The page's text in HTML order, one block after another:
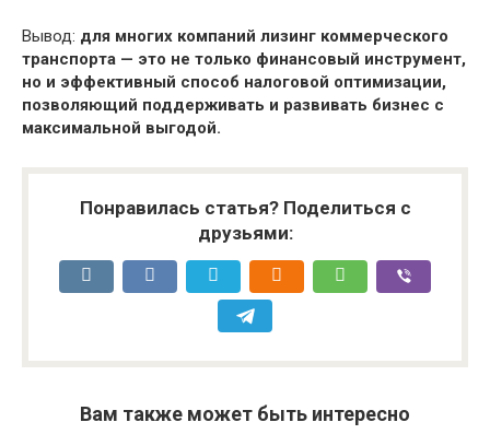
Вывод: для многих компаний лизинг коммерческого
транспорта — это не только финансовый инструмент,
но и эффективный способ налоговой оптимизации,
позволяющий поддерживать и развивать бизнес с
максимальной выгодой.
Понравилась статья? Поделиться с
друзьями:
Вам также может быть интересно